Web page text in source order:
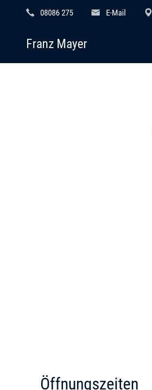
08086 275 E-Mail
Franz Mayer
Öffnungszeiten